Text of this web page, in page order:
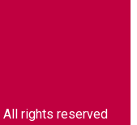
All rights reserved